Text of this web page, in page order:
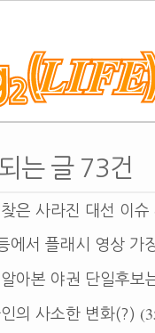
는 글 73건
은 사라진 대선 이슈
에서 플래시 영상 가
아본 야권 단일후보
의 사소한 변화(?)